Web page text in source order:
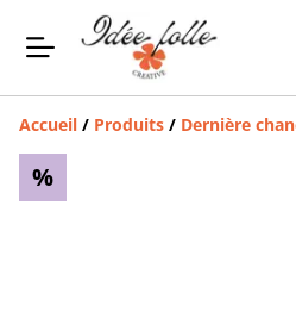
Accueil / Produits / Dernière
%